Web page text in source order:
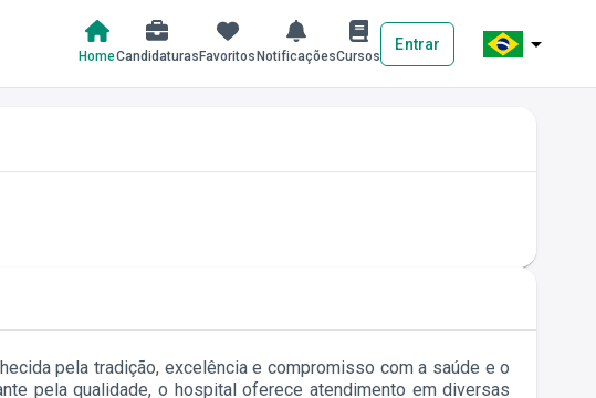
HomeCandidaturas Favoritos NotificaçõesCursos
Entrar arrow_drop_down
pela tradição, excelência e compromisso com a saúde e o
pela qualidade, o hospital oferece atendimento em diversas